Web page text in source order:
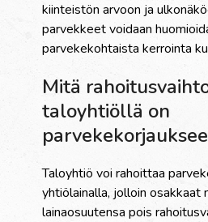
kiinteistön arvoon ja
parvekkeet voidaan
parvekekohtaista kerrointa
Mitä
taloyhtiöllä on
Taloyhtiö voi rahoittaa
yhtiölainalla, jolloin osakkaat
lainaosuutensa pois